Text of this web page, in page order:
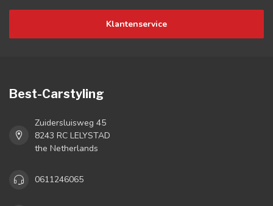
Klantenservice
Best-Carstyling
Zuidersluisweg 45
8243 RC LELYSTAD
the Netherlands
0611246065